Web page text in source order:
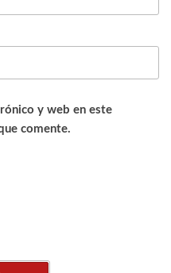
y web en este
comente.